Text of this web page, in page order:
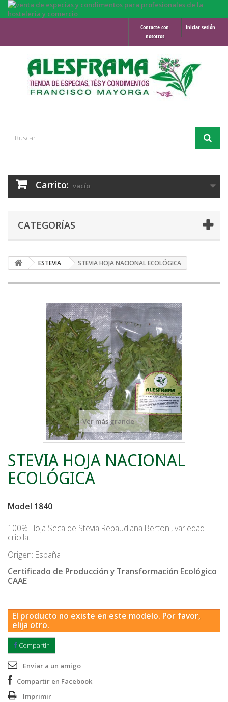
Iniciar sesión
Contacte con
nosotros
Carrito: vacío
CATEGORÍAS
ESTEVIA STEVIA HOJA NACIONAL ECOLÓGICA
Ver más grande
STEVIA HOJA NACIONAL
ECOLÓGICA
Model 1840
100% Hoja Seca de Stevia Rebaudiana Bertoni, variedad
criolla.
Origen: España
Certificado de Producción y Transformación Ecológico
CAAE
El producto no existe en este modelo. Por favor,
elija otro.
Compartir
Enviar a un amigo
Compartir en Facebook
Imprimir